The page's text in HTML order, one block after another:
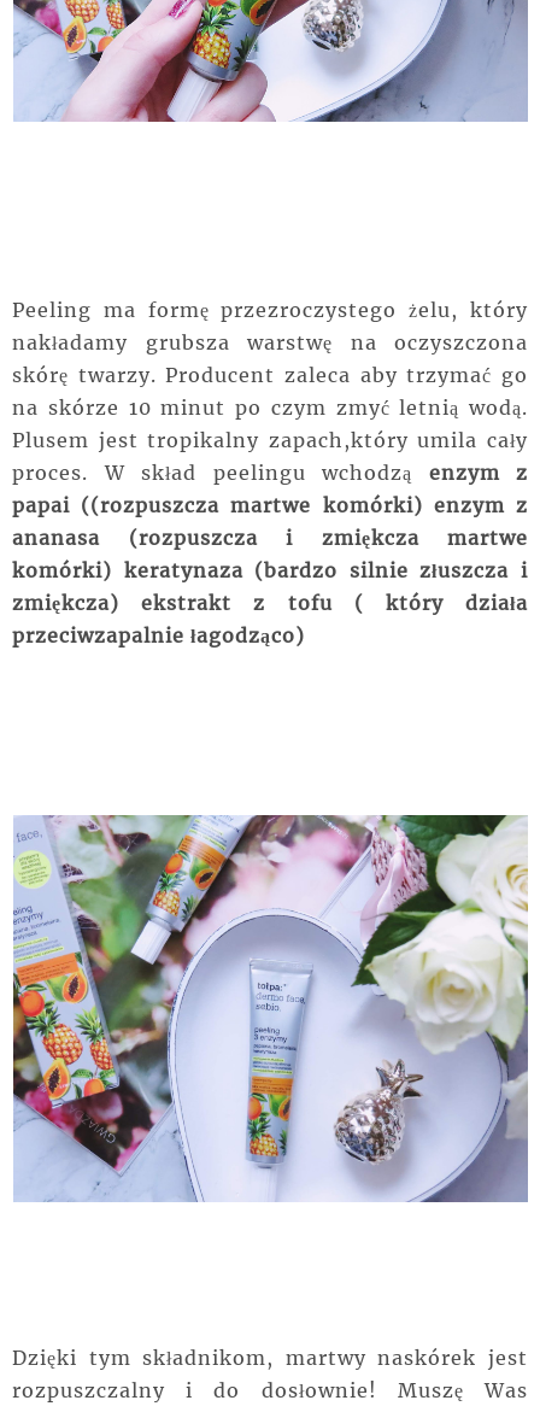
Peeling ma formę przezroczystego żelu, który
nakładamy grubsza warstwę na oczyszczona
skórę twarzy. Producent zaleca aby trzymać go
na skórze 10 minut po czym zmyć letnią wodą.
Plusem jest tropikalny zapach,który umila cały
proces. W skład peelingu wchodzą enzym z
papai ((rozpuszcza martwe komórki) enzym z
ananasa (rozpuszcza i zmiękcza martwe
komórki) keratynaza (bardzo silnie złuszcza i
zmiękcza) ekstrakt z tofu ( który działa
przeciwzapalnie łagodząco)
Dzięki tym składnikom, martwy naskórek jest
rozpuszczalny i do dosłownie! Muszę Was